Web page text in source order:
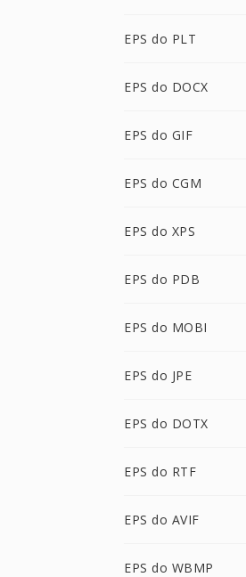
EPS do PLT
EPS do DOCX
EPS do GIF
EPS do CGM
EPS do XPS
EPS do PDB
EPS do MOBI
EPS do JPE
EPS do DOTX
EPS do RTF
EPS do AVIF
EPS do WBMP